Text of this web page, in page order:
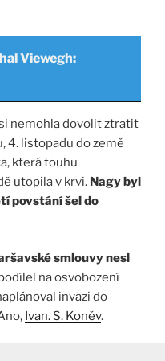
Viewegh:
nemohla dovolit ztratit
4. listopadu do země
která touhu
utopila v krvi. Nagy byl
povstání šel do
smlouvy nesl
na osvobození
invazi do
Ivan. S. Koněv.